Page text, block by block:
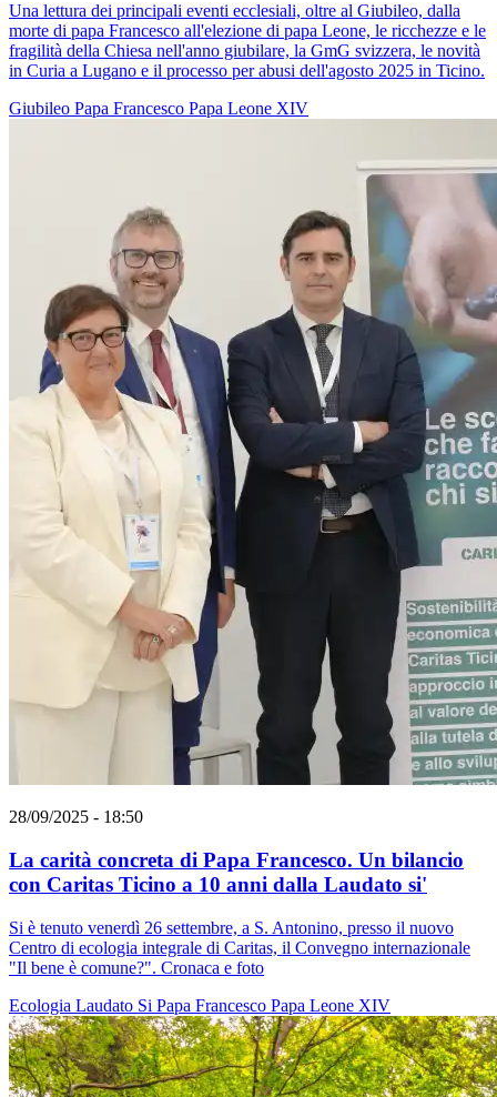
Una lettura dei principali eventi ecclesiali, oltre al Giubileo, dalla
morte di papa Francesco all'elezione di papa Leone, le ricchezze e le
fragilità della Chiesa nell'anno giubilare, la GmG svizzera, le novità
in Curia a Lugano e il processo per abusi dell'agosto 2025 in Ticino.
Giubileo Papa Francesco Papa Leone XIV
28/09/2025 - 18:50
La carità concreta di Papa Francesco. Un bilancio
con Caritas Ticino a 10 anni dalla Laudato si'
Si è tenuto venerdì 26 settembre, a S. Antonino, presso il nuovo
Centro di ecologia integrale di Caritas, il Convegno internazionale
"Il bene è comune?". Cronaca e foto
Ecologia Laudato Si Papa Francesco Papa Leone XIV